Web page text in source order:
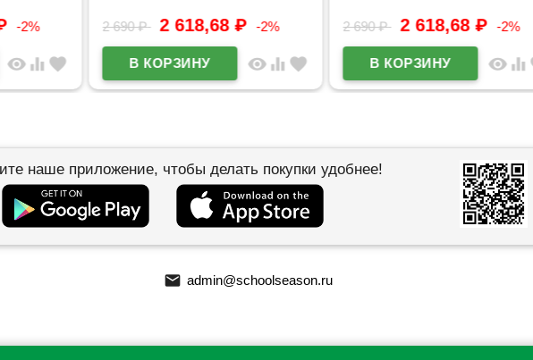
2%
visibilityequalizer favorite
2 690₽ 2 618,68₽ -2%
visibilityequalizer favorite
2 690₽ 2 618,68₽ -2%
visibilityequalizer favorite
наше приложение, чтобы делать покупки удобнее!
email admin@schoolseason.ru